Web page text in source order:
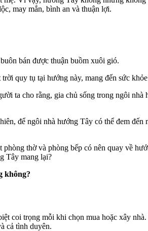
may mắn, bình an và thuận lợi.
bán được thuận buồm xuôi gió.
quy tụ tại hướng này, mang đến sức
ta cho rằng, gia chủ sống trong ngôi
để ngôi nhà hướng Tây có thể đem
thờ và phòng bếp có nên quay về
Tây mang lại?
không?
trọng mỗi khi chọn mua hoặc xây
cả tình duyên.